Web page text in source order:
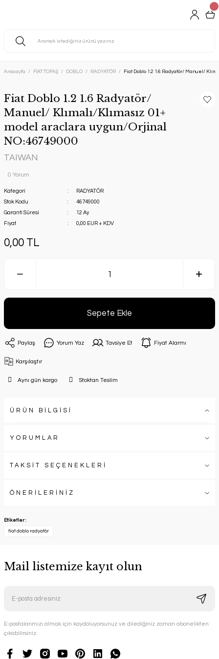
Anasayfa FİAT TOFAŞ DOBLO RADYATÖR Fiat Doblo 1.2 1.6 Radyatör/ Manuel/
Fiat Doblo 1.2 1.6 Radyatör/
Manuel/ Klımalı/Klımasız 01+
model araclara uygun/Orjinal
NO:46749000
TAIWAN
0 Yorum
Kategori
RADYATÖR
Stok Kodu
46749000
Garanti Süresi
12 Ay
Fiyat
0,00 EUR + KDV
0,00 TL
Sepete Ekle
Paylaş Yorum Yaz Tavsiye Et Fiyat Alarmı
Karşılaştır
Aynı gün kargo Stoktan Teslim
ÜRÜN BİLGİSİ
YORUMLAR
TAKSİT SEÇENEKLERİ
ÖNERİLERİNİZ
Etiketler :
fiat doblo radyatör
Mail listemize kayıt olun
E-postalarımızı almak için kaydoluyorsunuz ve dilediğiniz zaman abonelikten
çıkabilirsiniz.